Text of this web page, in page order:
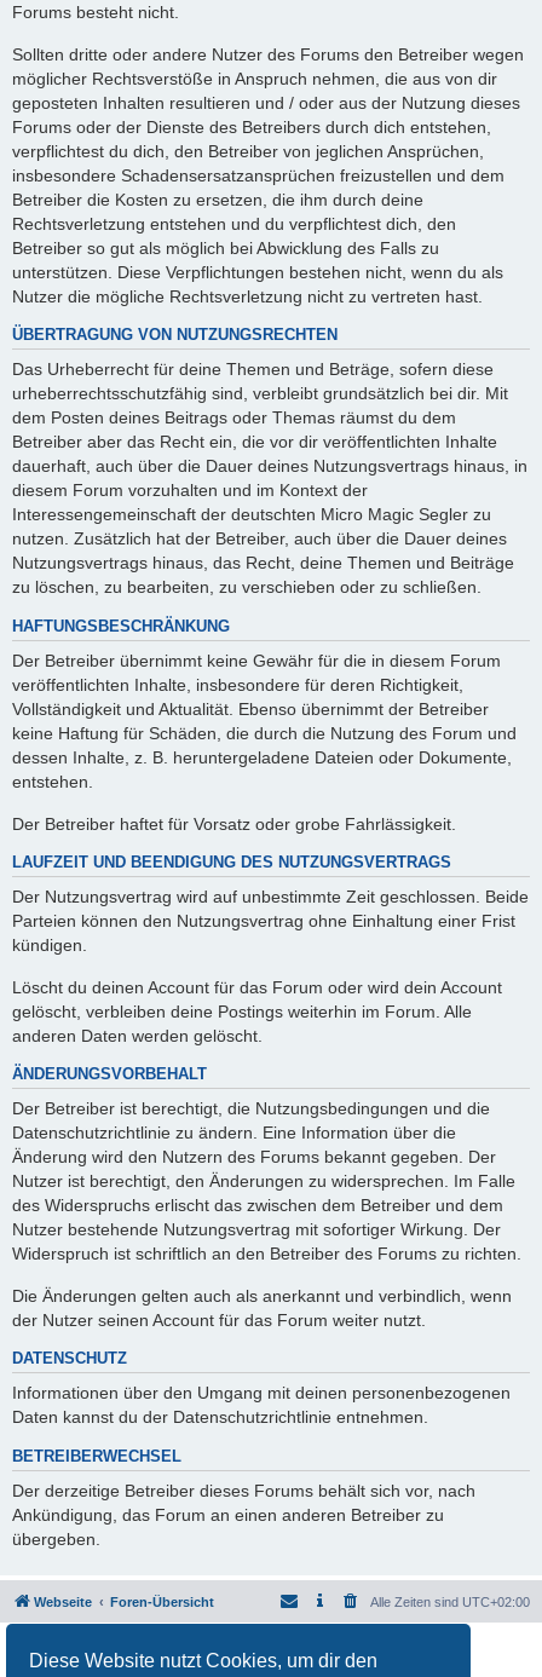
Diese Website nutzt Cookies, um dir den
Forums besteht nicht.
Sollten dritte oder andere Nutzer des Forums den Betreiber wegen
möglicher Rechtsverstöße in Anspruch nehmen, die aus von dir
geposteten Inhalten resultieren und / oder aus der Nutzung dieses
Forums oder der Dienste des Betreibers durch dich entstehen,
verpflichtest du dich, den Betreiber von jeglichen Ansprüchen,
insbesondere Schadensersatzansprüchen freizustellen und dem
Betreiber die Kosten zu ersetzen, die ihm durch deine
Rechtsverletzung entstehen und du verpflichtest dich, den
Betreiber so gut als möglich bei Abwicklung des Falls zu
unterstützen. Diese Verpflichtungen bestehen nicht, wenn du als
Nutzer die mögliche Rechtsverletzung nicht zu vertreten hast.
ÜBERTRAGUNG VON NUTZUNGSRECHTEN
Das Urheberrecht für deine Themen und Beträge, sofern diese
urheberrechtsschutzfähig sind, verbleibt grundsätzlich bei dir. Mit
dem Posten deines Beitrags oder Themas räumst du dem
Betreiber aber das Recht ein, die vor dir veröffentlichten Inhalte
dauerhaft, auch über die Dauer deines Nutzungsvertrags hinaus, in
diesem Forum vorzuhalten und im Kontext der
Interessengemeinschaft der deutschten Micro Magic Segler zu
nutzen. Zusätzlich hat der Betreiber, auch über die Dauer deines
Nutzungsvertrags hinaus, das Recht, deine Themen und Beiträge
zu löschen, zu bearbeiten, zu verschieben oder zu schließen.
HAFTUNGSBESCHRÄNKUNG
Der Betreiber übernimmt keine Gewähr für die in diesem Forum
veröffentlichten Inhalte, insbesondere für deren Richtigkeit,
Vollständigkeit und Aktualität. Ebenso übernimmt der Betreiber
keine Haftung für Schäden, die durch die Nutzung des Forum und
dessen Inhalte, z. B. heruntergeladene Dateien oder Dokumente,
entstehen.
Der Betreiber haftet für Vorsatz oder grobe Fahrlässigkeit.
LAUFZEIT UND BEENDIGUNG DES NUTZUNGSVERTRAGS
Der Nutzungsvertrag wird auf unbestimmte Zeit geschlossen. Beide
Parteien können den Nutzungsvertrag ohne Einhaltung einer Frist
kündigen.
Löscht du deinen Account für das Forum oder wird dein Account
gelöscht, verbleiben deine Postings weiterhin im Forum. Alle
anderen Daten werden gelöscht.
ÄNDERUNGSVORBEHALT
Der Betreiber ist berechtigt, die Nutzungsbedingungen und die
Datenschutzrichtlinie zu ändern. Eine Information über die
Änderung wird den Nutzern des Forums bekannt gegeben. Der
Nutzer ist berechtigt, den Änderungen zu widersprechen. Im Falle
des Widerspruchs erlischt das zwischen dem Betreiber und dem
Nutzer bestehende Nutzungsvertrag mit sofortiger Wirkung. Der
Widerspruch ist schriftlich an den Betreiber des Forums zu richten.
Die Änderungen gelten auch als anerkannt und verbindlich, wenn
der Nutzer seinen Account für das Forum weiter nutzt.
DATENSCHUTZ
Informationen über den Umgang mit deinen personenbezogenen
Daten kannst du der Datenschutzrichtlinie entnehmen.
BETREIBERWECHSEL
Der derzeitige Betreiber dieses Forums behält sich vor, nach
Ankündigung, das Forum an einen anderen Betreiber zu
übergeben.
Webseite Foren-Übersicht Alle Zeiten sind UTC+02:00
Deutsche Übersetzung durchphpBB.de